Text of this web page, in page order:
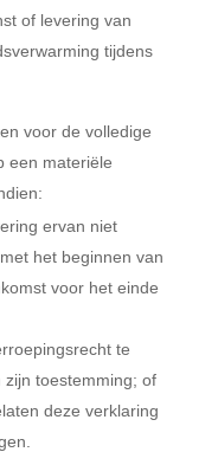
of levering van
tijdens
voor de volledige
een materiële
ervan niet
het beginnen van
voor het einde
te
toestemming; of
deze verklaring